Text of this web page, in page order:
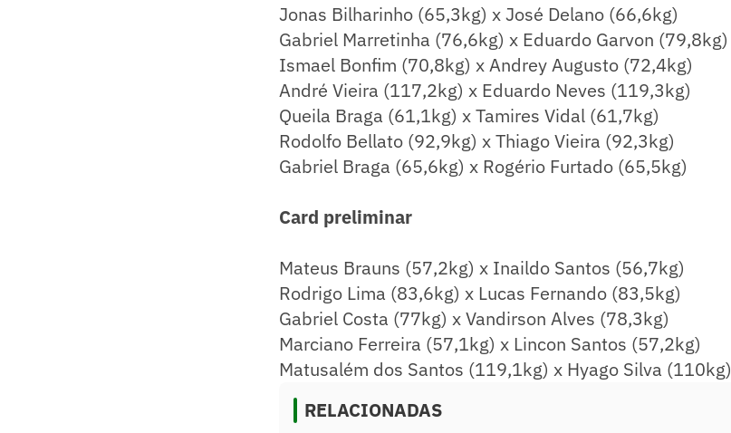
Jonas Bilharinho (65,3kg) x José Delano (66,6kg)
Gabriel Marretinha (76,6kg) x Eduardo Garvon (79,8kg)
Ismael Bonfim (70,8kg) x Andrey Augusto (72,4kg)
André Vieira (117,2kg) x Eduardo Neves (119,3kg)
Queila Braga (61,1kg) x Tamires Vidal (61,7kg)
Rodolfo Bellato (92,9kg) x Thiago Vieira (92,3kg)
Gabriel Braga (65,6kg) x Rogério Furtado (65,5kg)
Card preliminar
Mateus Brauns (57,2kg) x Inaildo Santos (56,7kg)
Rodrigo Lima (83,6kg) x Lucas Fernando (83,5kg)
Gabriel Costa (77kg) x Vandirson Alves (78,3kg)
Marciano Ferreira (57,1kg) x Lincon Santos (57,2kg)
Matusalém dos Santos (119,1kg) x Hyago Silva (110kg)
RELACIONADAS